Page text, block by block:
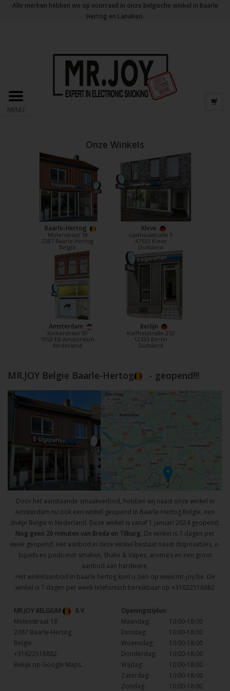
Alle merken hebben we op voorraad in onze belgische winkel in Baarle
Hertog en Lanaken.
MENU
Onze Winkels
Baarle-Hertog
Molenstraat 18
2387 Baarle-Hertog
België
Kleve
Gasthausstraße 9
47533 Kleve
Duitsland
Amsterdam
Kinkerstraat 90
1053 EB Amsterdam
Nederland
Berlijn
Kiefholztraße 253
12435 Berlin
Duitsland
MR.JOY Belgie Baarle-Hertog - geopend!!!
Door het aanstaande smaakverbod, hebben wij naast onze winkel in
Amsterdam nu ook een winkel geopend in Baarle-Hertog Belgie, een
stukje Belgie in Nederland. Deze winkel is vanaf 1 januari 2024 geopend,
Nog geen 20 minuten van Breda en Tilburg. De winkel is 7 dagen per
week geopend. Het aanbod in deze winkel bestaat naast disposables, e-
liquids en pods met smaken, Shake & Vapes, aroma’s en een groot
aanbod aan hardware.
Het winkelaanbod in baarle hertog kunt u zien op www.mr-joy.be. De
winkel is 7 dagen per week telefonisch bereikbaar op +31622518882
MR.JOY BELGIUM
B.V
Molenstraat 18
2387 Baarle-Hertog
België
+31622518882
Bekijk op Google Maps
Openingstijden:
Maandag:
10:00-18:00
Dinsdag:
10:00-18:00
Woensdag:
10:00-18:00
Donderdag:
10:00-18:00
Vrijdag:
10:00-18:00
Zaterdag:
10:00-18:00
Zondag:
10:00-18:00